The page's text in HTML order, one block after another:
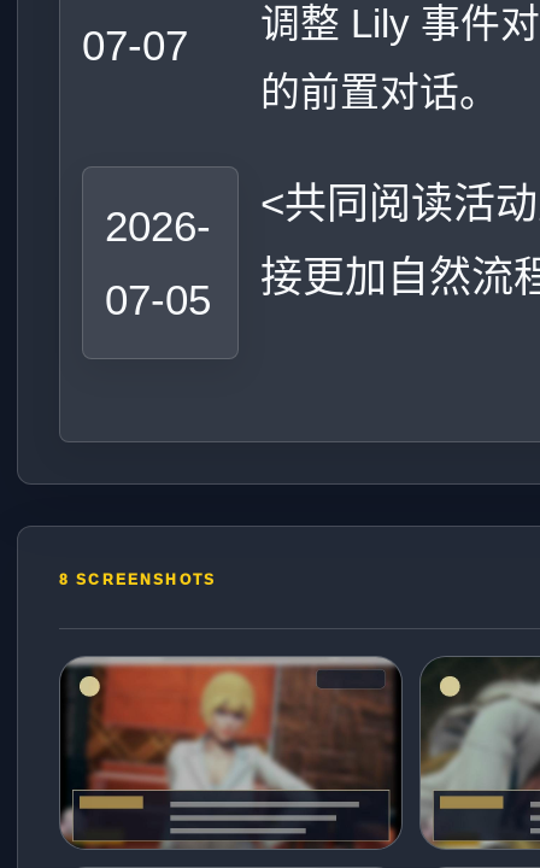
07-07
调整 Lily 事件
的前置对话。
2026-
07-05
<共同阅读活
接更加自然流
8 SCREENSHOTS